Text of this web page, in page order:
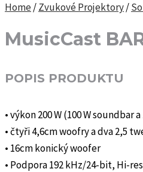
Home/Zvukové Projektory/
MusicCast
POPIS PRODUKTU
• výkon 200 W (100 W soundbar
• čtyři 4,6cm woofry a dva 2,5
• 16cm konický woofer
• Podpora 192 kHz/24-bit, Hi-